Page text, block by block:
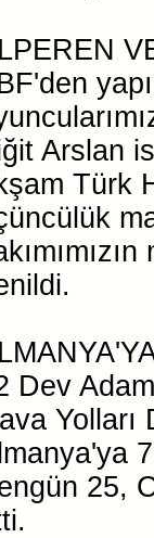
Arslan
Türk
Dev
25,